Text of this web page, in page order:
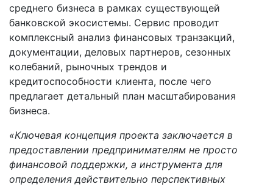
среднего бизнеса в рамках существующей
банковской экосистемы. Сервис проводит
комплексный анализ финансовых транзакций,
документации, деловых партнеров, сезонных
колебаний, рыночных трендов и
кредитоспособности клиента, после чего
предлагает детальный план масштабирования
бизнеса.
«Ключевая концепция проекта заключается в
предоставлении предпринимателям не просто
финансовой поддержки, а инструмента для
определения действительно перспективных